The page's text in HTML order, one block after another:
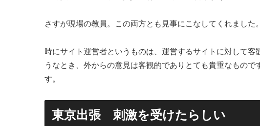
さすが現場の教員。この両方とも見事にこなしてくれました。
時にサイト運営者というものは、運営するサイトに対して
うなとき、外からの意見は客観的でありとても貴重なもの
す。
東京出張 刺激を受けたらしい